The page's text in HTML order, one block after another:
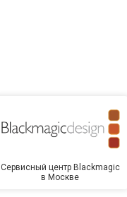
Сервисный центр Blackmagic
в Москве